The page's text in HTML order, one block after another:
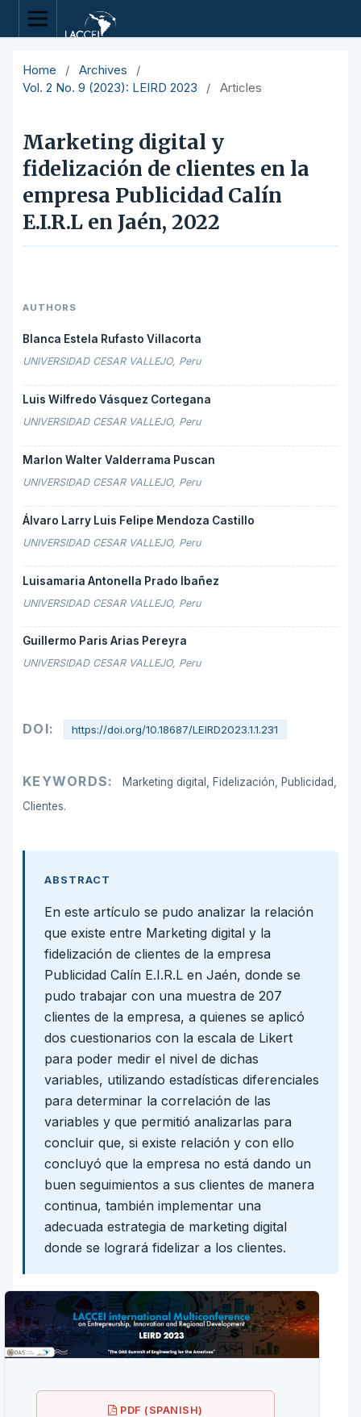
Home / Archives
/
Vol. 2 No. 9 (2023): LEIRD 2023
/ Articles
Marketing digital y
fidelización de clientes en la
empresa Publicidad Calín
E.I.R.L en Jaén, 2022
AUTHORS
Blanca Estela Rufasto Villacorta
UNIVERSIDAD CESAR VALLEJO, Peru
Luis Wilfredo Vásquez Cortegana
UNIVERSIDAD CESAR VALLEJO, Peru
Marlon Walter Valderrama Puscan
UNIVERSIDAD CESAR VALLEJO, Peru
Álvaro Larry Luis Felipe Mendoza Castillo
UNIVERSIDAD CESAR VALLEJO, Peru
Luisamaria Antonella Prado Ibañez
UNIVERSIDAD CESAR VALLEJO, Peru
Guillermo Paris Arias Pereyra
UNIVERSIDAD CESAR VALLEJO, Peru
DOI: https://doi.org/10.18687/LEIRD2023.1.1.231
KEYWORDS:
Marketing digital, Fidelización, Publicidad,
Clientes.
ABSTRACT
En este artículo se pudo analizar la relación
que existe entre Marketing digital y la
fidelización de clientes de la empresa
Publicidad Calín E.I.R.L en Jaén, donde se
pudo trabajar con una muestra de 207
clientes de la empresa, a quienes se aplicó
dos cuestionarios con la escala de Likert
para poder medir el nivel de dichas
variables, utilizando estadísticas diferenciales
para determinar la correlación de las
variables y que permitió analizarlas para
concluir que, si existe relación y con ello
concluyó que la empresa no está dando un
buen seguimientos a sus clientes de manera
continua, también implementar una
adecuada estrategia de marketing digital
donde se logrará fidelizar a los clientes.
PDF (SPANISH)